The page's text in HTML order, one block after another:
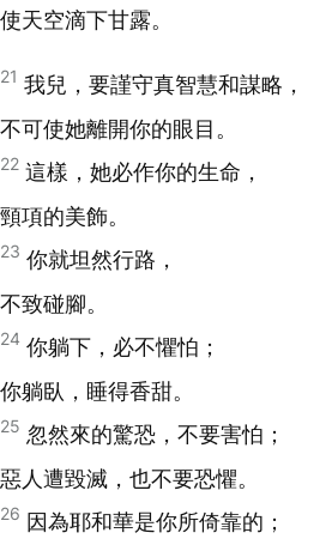
使天空滴下甘露。
21 我兒，要謹守真智慧和謀略，
不可使她離開你的眼目。
22 這樣，她必作你的生命，
頸項的美飾。
23 你就坦然行路，
不致碰腳。
24 你躺下，必不懼怕；
你躺臥，睡得香甜。
25 忽然來的驚恐，不要害怕；
惡人遭毀滅，也不要恐懼。
26 因為耶和華是你所倚靠的；